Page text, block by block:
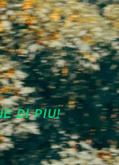
DI PIU!